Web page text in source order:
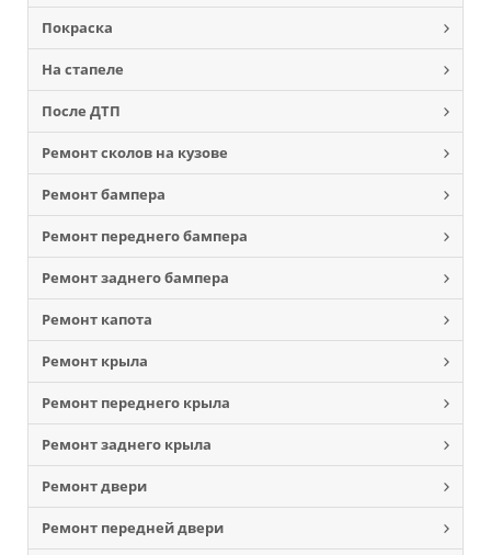
Покраска
На стапеле
После ДТП
Ремонт сколов на кузове
Ремонт бампера
Ремонт переднего бампера
Ремонт заднего бампера
Ремонт капота
Ремонт крыла
Ремонт переднего крыла
Ремонт заднего крыла
Ремонт двери
Ремонт передней двери